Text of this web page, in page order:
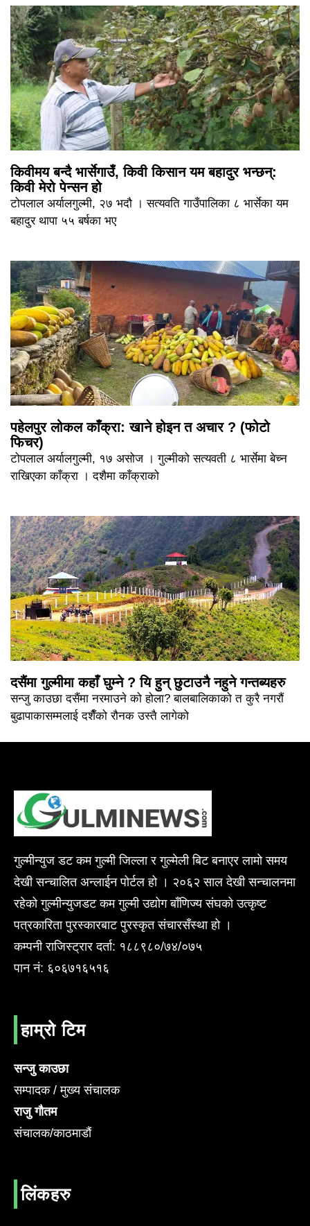
किवीमय बन्दै भार्सेगाउँ, किवी किसान यम बहादुर भन्छन्:
किवी मेरो पेन्सन हो
टोपलाल अर्यालगुल्मी, २७ भदौ । सत्यवति गाउँपालिका ८ भार्सेका यम
बहादुर थापा ५५ बर्षका भए
पहेलपुर लोकल काँक्रा: खाने होइन त अचार ? (फोटो
फिचर)
टोपलाल अर्यालगुल्मी, १७ असोज । गुल्मीको सत्यवती ८ भार्सेमा बेच्न
राखिएका काँक्रा । दशैमा काँक्राको
दसैंमा गुल्मीमा कहाँ घुम्ने ? यि हुन् छुटाउनै नहुने गन्तब्यहरु
सन्जु काउछा दसैंमा नरमाउने को होला? बालबालिकाको त कुरै नगरौं
बुढापाकासम्मलाई दशैँको रौनक उस्तै लागेको
गुल्मीन्युज डट कम गुल्मी जिल्ला र गुल्मेली बिट बनाएर लामो समय
देखी सन्चालित अन्लाईन पोर्टल हो । २०६२ साल देखी सन्चालनमा
रहेको गुल्मीन्युजडट कम गुल्मी उद्योग बाँणिज्य संघको उत्कृष्ट
पत्रकारिता पुरस्कारबाट पुरस्कृत संचारसँस्था हो ।
कम्पनी राजिस्ट्रार दर्ता: १८८९८०/७४/०७५
पान नं: ६०६७१६५१६
हाम्रो टिम
सन्जु काउछा
सम्पादक / मुख्य संचालक
राजु गौतम
संचालक/काठमाडौं
लिंकहरु